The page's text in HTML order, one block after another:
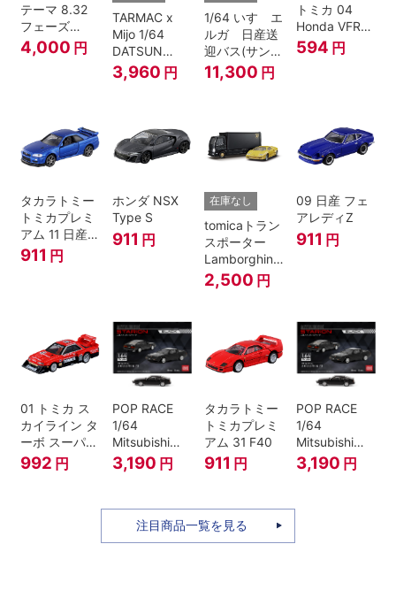
テーマ 8.32
フェーズ
I（赤）
4,000 円
TARMAC x
Mijo 1/64
DATSUN
BLUEBIRD
510 WAGON
EDITION.
3,960 円
1/64 いすゞエ
ルガ 日産送
迎バス(サンラ
イズカッパー
M/ 黒）
11,300 円
トミカ 04
Honda VFR
白バイ SCALE
594 円
タカラトミー
トミカプレミ
アム 11 日産
スカイライン
GT-R V-
911 円
ホンダ NSX
Type S
911 円
在庫なし
tomicaトラン
スポーター
Lamborghini
Countach
25th
2,500 円
09 日産 フェ
アレディZ
911 円
01 トミカ ス
カイライン タ
ーボ スーパー
シルエット
992 円
POP RACE
1/64
Mitsubishi
Starion Black
3,190 円
タカラトミー
トミカプレミ
アム 31 F40
911 円
POP RACE
1/64
Mitsubishi
Starion Black
3,190 円
注目商品一覧を見る